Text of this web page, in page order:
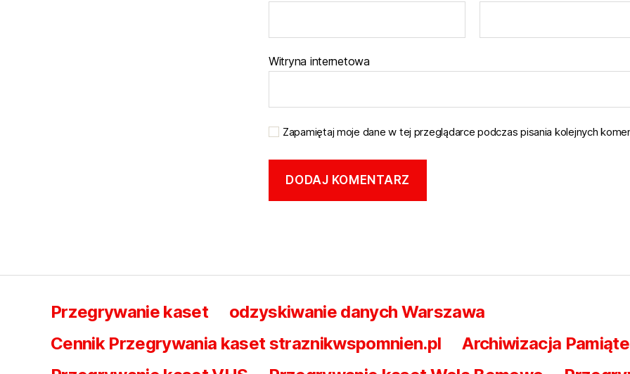
Witryna internetowa
Zapamiętaj moje dane w tej przeglądarce podczas pisania kolejnych
Przegrywanie kaset
odzyskiwanie danych Warszawa
Cennik Przegrywania kaset straznikwspomnien.pl
Archiwizacja